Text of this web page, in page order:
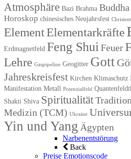
Atmosphäre Bazi Brahma Buddha
Horoskop chinesisches Neujahrsfest
ElementElementarkräfte
Erdmagnetfeld Feng ShuiFeuer
Lehre Gaspipeline Geogitter Gott
Jahreskreisfest Kirchen Klimaschutz
Manifestation Metall Potenzialfeld
Shakti Shiva Spiritualität
Medizin (TCM) Ukraine
Yin und Yang Ägypten
Narbenentstörung
Back
Preise Emotionscode